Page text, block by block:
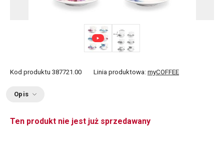
Kod produktu 387721.00 Linia produktowa: myCOFFEE
Opis
Ten produkt nie jest już sprzedawany